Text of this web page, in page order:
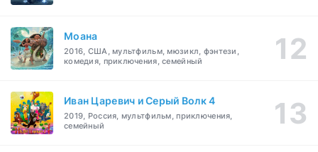
Моана
2016, США, мультфильм, мюзикл, фэнтези,
комедия, приключения, семейный
Иван Царевич и Серый Волк 4
2019, Россия, мультфильм, приключения,
семейный